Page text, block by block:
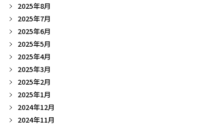
2025年8月
2025年7月
2025年6月
2025年5月
2025年4月
2025年3月
2025年2月
2025年1月
2024年12月
2024年11月